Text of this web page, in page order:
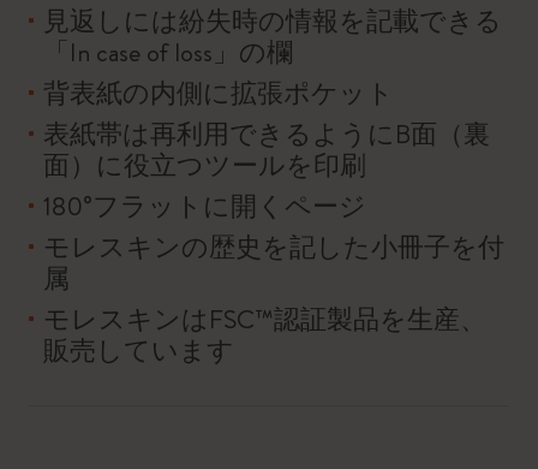
見返しには紛失時の情報を記載できる
「In case of loss」の欄
背表紙の内側に拡張ポケット
表紙帯は再利用できるようにB面（裏
面）に役立つツールを印刷
180°フラットに開くページ
モレスキンの歴史を記した小冊子を付
属
モレスキンはFSC™認証製品を生産、
販売しています